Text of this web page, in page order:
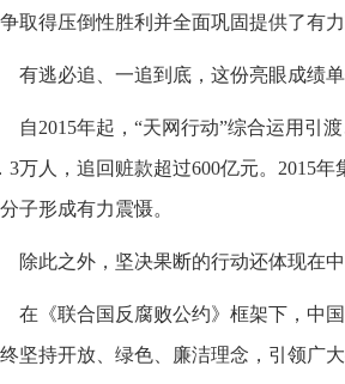
取得压倒性胜利并全面巩固提供了有力
有逃必追、一追到底，这份亮眼成绩
自2015年起，“天网行动”综合运用引
3万人，追回赃款超过600亿元。2015
子形成有力震慑。
除此之外，坚决果断的行动还体现在
在《联合国反腐败公约》框架下，中
坚持开放、绿色、廉洁理念，引领广